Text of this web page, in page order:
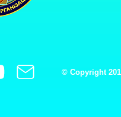
© Copyright